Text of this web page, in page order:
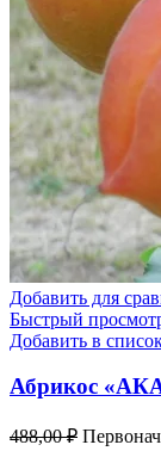
Добавить для
Быстрый
Добавить в
Абрикос
488,00₽